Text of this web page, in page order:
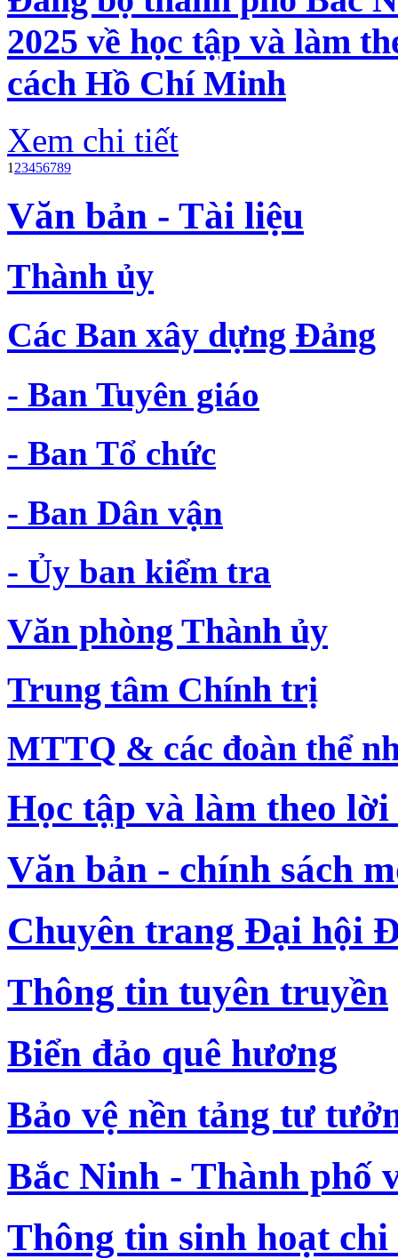
2025 về học tập và làm
cách Hồ Chí Minh
Xem chi tiết
1 23456789
Văn bản - Tài liệu
Thành ủy
Các Ban xây dựng Đảng
- Ban Tuyên giáo
- Ban Tổ chức
- Ban Dân vận
- Ủy ban kiểm tra
Văn phòng Thành ủy
Trung tâm Chính trị
MTTQ & các đoàn thể
Học tập và làm theo lời
Văn bản - chính sách
Chuyên trang Đại hội
Thông tin tuyên truyền
Biển đảo quê hương
Bảo vệ nền tảng tư
Bắc Ninh - Thành phố
Thông tin sinh hoạt chi